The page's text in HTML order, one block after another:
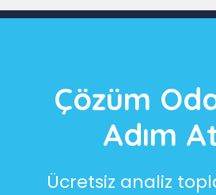
Çözüm
Adım
Ücretsiz analiz